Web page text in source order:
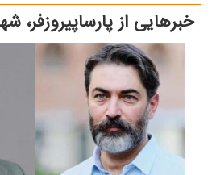
خبرهایی از